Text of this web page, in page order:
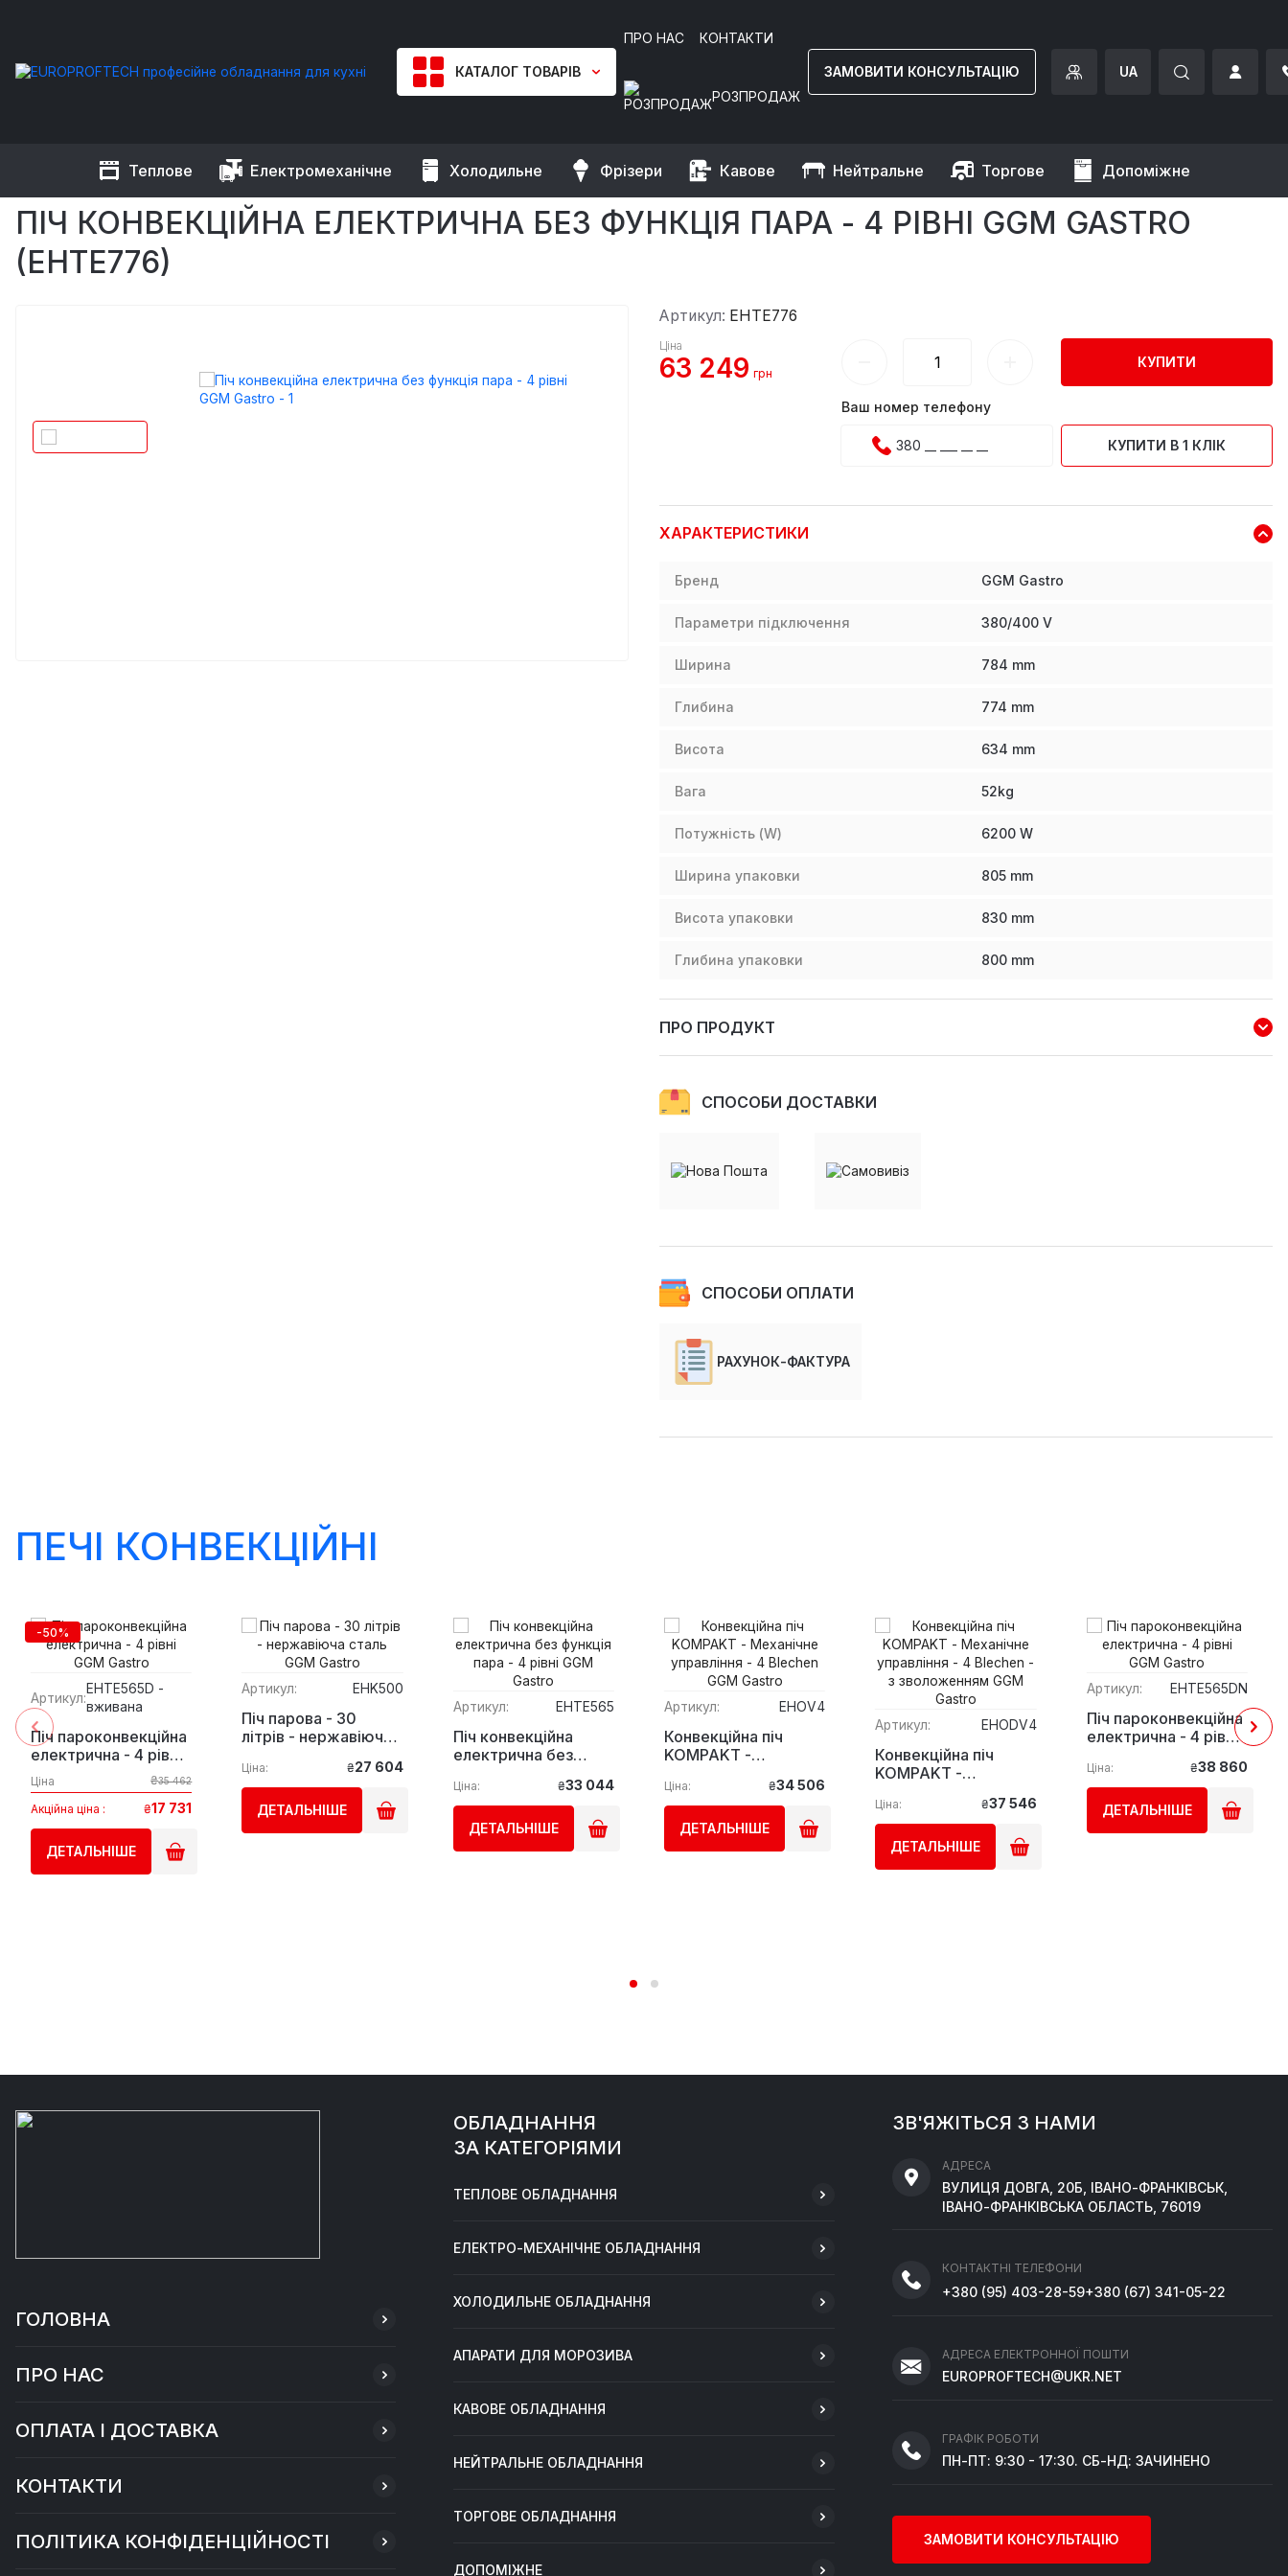
КАТАЛОГ ТОВАРІВ
ПРО НАС КОНТАКТИ
РОЗПРОДАЖ
ЗАМОВИТИ КОНСУЛЬТАЦІЮ UA
Теплове Електромеханічне Холодильне Фрізери Кавове Нейтральне Торгове Допоміжне
EUROPROFTECH Теплове обладнання Печі конвекційні Піч конвекційна електрична без функція пара - 4 рівні GGM Gastro
ПІЧ КОНВЕКЦІЙНА ЕЛЕКТРИЧНА БЕЗ ФУНКЦІЯ ПАРА - 4 РІВНІ GGM GASTRO
(EHTE776)
Артикул: EHTE776
Ціна
63 249 грн
КУПИТИ
Ваш номер телефону
КУПИТИ В 1 КЛІК
ХАРАКТЕРИСТИКИ
Бренд GGM Gastro
Параметри підключення 380/400 V
Ширина 784 mm
Глибина 774 mm
Висота 634 mm
Вага 52kg
Потужність (W) 6200 W
Ширина упаковки 805 mm
Висота упаковки 830 mm
Глибина упаковки 800 mm
ПРО ПРОДУКТ
СПОСОБИ ДОСТАВКИ
СПОСОБИ ОПЛАТИ
РАХУНОК-ФАКТУРА
ПЕЧІ КОНВЕКЦІЙНІ
-50%
Артикул:
EHTE565D -
вживана
Піч пароконвекційна
електрична - 4 рівні
GGM Gastro
Ціна ₴35 462
Акційна ціна : ₴17 731
ДЕТАЛЬНІШЕ
Артикул: EHK500
Піч парова - 30
літрів - нержавіюча
Ціна: ₴27 604
ДЕТАЛЬНІШЕ
Артикул: EHTE565
Піч конвекційна
електрична без
GGM Gastro
Ціна: ₴33 044
ДЕТАЛЬНІШЕ
Артикул: EHOV4
Конвекційна піч
KOMPAKT -
управління - 4
Blechen GGM Gastro
Ціна: ₴34 506
ДЕТАЛЬНІШЕ
Артикул: EHODV4
Конвекційна піч
KOMPAKT -
управління - 4
Blechen - з
зволоженням GGM
Gastro
Ціна: ₴37 546
ДЕТАЛЬНІШЕ
Артикул: EHTE565DN
Піч пароконвекційна
електрична - 4 рівні
Ціна: ₴38 860
ДЕТАЛЬНІШЕ
ГОЛОВНА
ПРО НАС
ОПЛАТА І ДОСТАВКА
КОНТАКТИ
ПОЛІТИКА КОНФІДЕНЦІЙНОСТІ
ОБЛАДНАННЯ
ЗА КАТЕГОРІЯМИ
ТЕПЛОВЕ ОБЛАДНАННЯ
ЕЛЕКТРО-МЕХАНІЧНЕ ОБЛАДНАННЯ
ХОЛОДИЛЬНЕ ОБЛАДНАННЯ
АПАРАТИ ДЛЯ МОРОЗИВА
КАВОВЕ ОБЛАДНАННЯ
НЕЙТРАЛЬНЕ ОБЛАДНАННЯ
ТОРГОВЕ ОБЛАДНАННЯ
ДОПОМІЖНЕ
ЗВ'ЯЖІТЬСЯ З НАМИ
АДРЕСА
ВУЛИЦЯ ДОВГА, 20Б, ІВАНО-ФРАНКІВСЬК,
ІВАНО-ФРАНКІВСЬКА ОБЛАСТЬ, 76019
КОНТАКТНІ ТЕЛЕФОНИ
+380 (95) 403-28-59+380 (67) 341-05-22
АДРЕСА ЕЛЕКТРОННОЇ ПОШТИ
EUROPROFTECH@UKR.NET
ГРАФІК РОБОТИ
ПН-ПТ: 9:30 - 17:30. СБ-НД: ЗАЧИНЕНО
ЗАМОВИТИ КОНСУЛЬТАЦІЮ